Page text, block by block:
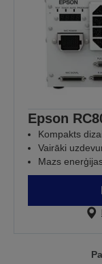
Epson
Kompakts
Vairāki
Mazs